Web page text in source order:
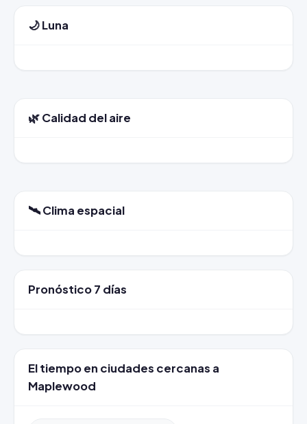
🌙 Luna
🌿 Calidad del aire
🛰️ Clima espacial
Pronóstico 7 días
El tiempo en ciudades cercanas a
Maplewood